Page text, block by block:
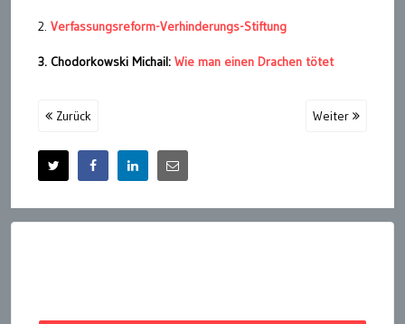
2. Verfassungsreform-Verhinderungs-Stiftung
3. Chodorkowski Michail: Wie man einen Drachen tötet
Zurück Weiter